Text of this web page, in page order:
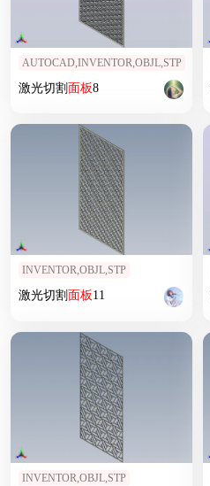
AUTOCAD,INVENTOR,OBJL,STP
激光切割面板8
INVENTOR,OBJL,STP
激光切割面板11
INVENTOR,OBJL,STP